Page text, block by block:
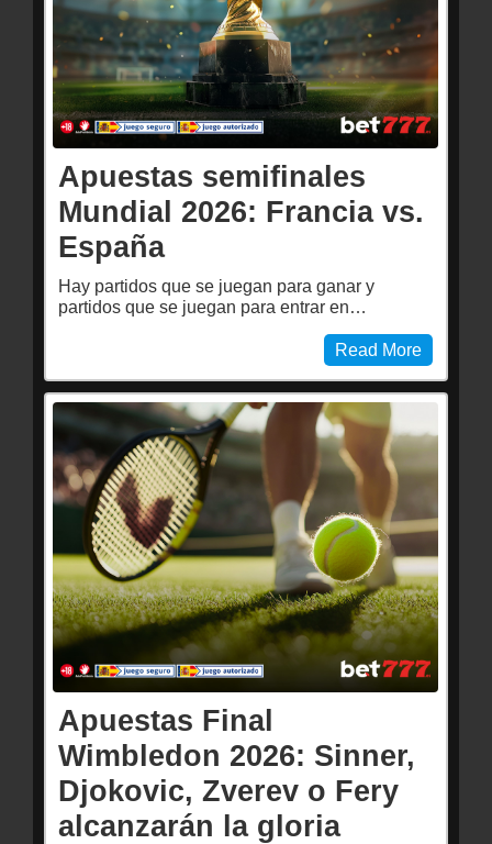
Apuestas semifinales
Mundial 2026: Francia vs.
España
Hay partidos que se juegan para ganar y
partidos que se juegan para entrar en…
Read More
Apuestas Final
Wimbledon 2026: Sinner,
Djokovic, Zverev o Fery
alcanzarán la gloria